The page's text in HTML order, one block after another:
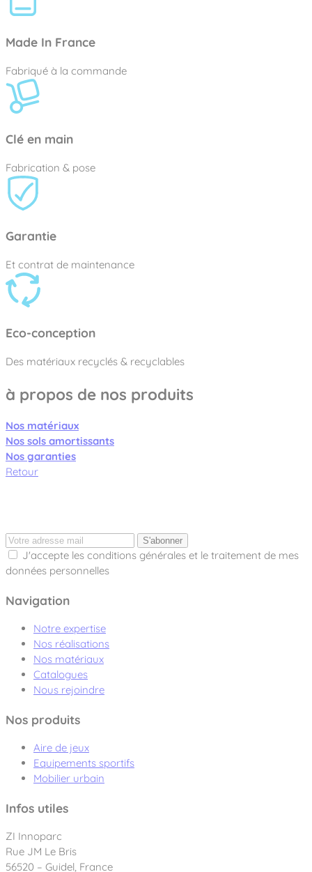
Made In France
Fabriqué à la commande
Clé en main
Fabrication & pose
Garantie
Et contrat de maintenance
Eco-conception
Des matériaux recyclés & recyclables
à propos de nos produits
Nos matériaux
Nos sols amortissants
Nos garanties
Retour
S'abonner
J'accepte les conditions générales et le traitement de mes
données personnelles
Navigation
Notre expertise
Nos réalisations
Nos matériaux
Catalogues
Nous rejoindre
Nos produits
Aire de jeux
Equipements sportifs
Mobilier urbain
Infos utiles
ZI Innoparc
Rue JM Le Bris
56520 – Guidel, France